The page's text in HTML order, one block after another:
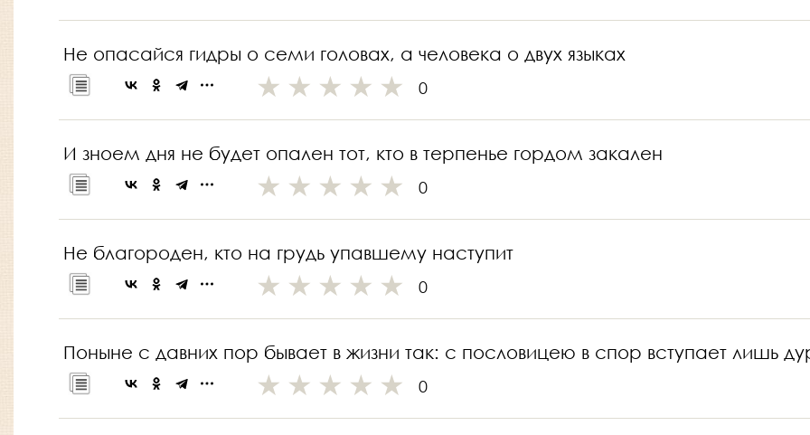
Не опасайся гидры о семи головах, а человека о двух языках
0
И зноем дня не будет опален тот, кто в терпенье гордом закален
0
Не благороден, кто на грудь упавшему наступит
0
Поныне с давних пор бывает в жизни так: с пословицею в спор вступает лишь
0